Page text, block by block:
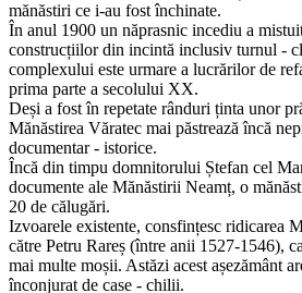
mănăstiri ce i-au fost închinate.
În anul 1900 un năprasnic incediu a
construcțiilor din incintă inclusiv turnul -
complexului este urmare a lucrărilor de
prima parte a secolului XX.
Deși a fost în repetate rânduri ținta unor
Mănăstirea Văratec mai păstrează încă
documentar - istorice.
Încă din timpu domnitorului Ștefan cel
documente ale Mănăstirii Neamț, o
20 de călugări.
Izvoarele existente, consfințesc ridicarea
către Petru Rareș (între anii 1527-1546),
mai multe moșii. Astăzi acest așezământ
înconjurat de case - chilii.